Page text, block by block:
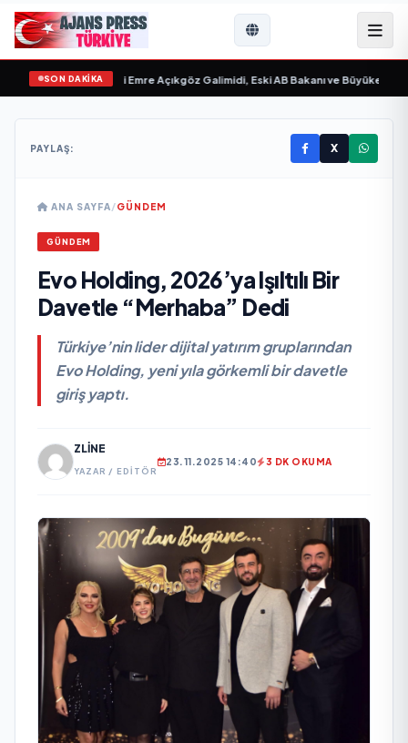
SON DAKİKA
“ yayımlandı• Ali Emre Açıkgöz Galimidi, Eski AB Bakanı ve Büyükelçi
PAYLAŞ: X
ANA SAYFA/GÜNDEM
GÜNDEM
Evo Holding, 2026’ya Işıltılı Bir
Davetle “Merhaba” Dedi
Türkiye’nin lider dijital yatırım gruplarından
Evo Holding, yeni yıla görkemli bir davetle
giriş yaptı.
ZLINE
YAZAR / EDITÖR
23.11.2025 14:40 3 DK OKUMA